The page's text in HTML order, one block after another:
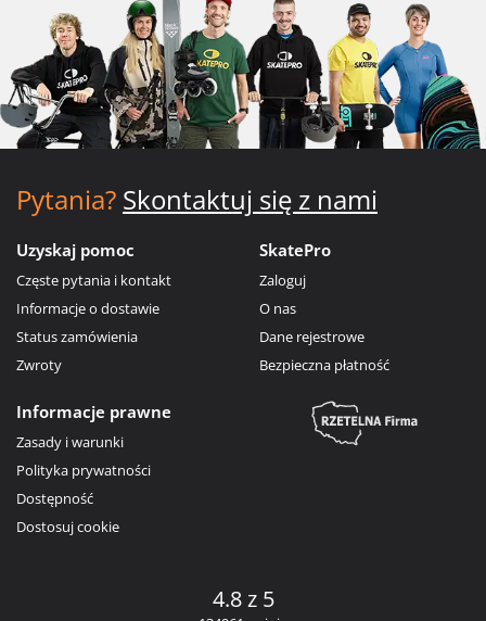
Pytania? Skontaktuj się z nami
Uzyskaj pomoc
Częste pytania i kontakt
Informacje o dostawie
Status zamówienia
Zwroty
SkatePro
Zaloguj
O nas
Dane rejestrowe
Bezpieczna płatność
Informacje prawne
Zasady i warunki
Polityka prywatności
Dostępność
Dostosuj cookie
4.8 z 5